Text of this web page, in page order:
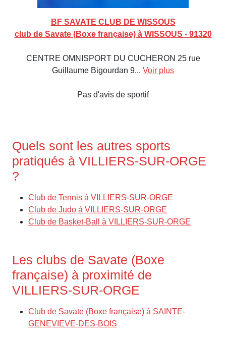
BF SAVATE CLUB DE WISSOUS
club de Savate (Boxe française) à WISSOUS - 91320
CENTRE OMNISPORT DU CUCHERON 25 rue
Guillaume Bigourdan 9... Voir plus
Pas d'avis de sportif
Quels sont les autres sports
pratiqués à VILLIERS-SUR-ORGE
?
Club de Tennis à VILLIERS-SUR-ORGE
Club de Judo à VILLIERS-SUR-ORGE
Club de Basket-Ball à VILLIERS-SUR-ORGE
Les clubs de Savate (Boxe
française) à proximité de
VILLIERS-SUR-ORGE
Club de Savate (Boxe française) à SAINTE-
GENEVIEVE-DES-BOIS